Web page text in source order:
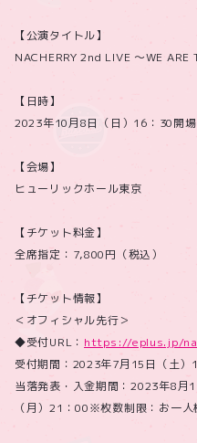
【公演タイトル】
NACHERRY 2nd LIVE 〜WE ARE
【日時】
2023年10月8日（日）16：30開
【会場】
ヒューリックホール東京
【チケット料金】
全席指定：7,800円（税込）
【チケット情報】
＜オフィシャル先行＞
◆受付URL： https://eplus.jp/
受付期間：2023年7月15日（土
当落発表・入金期間：2023年8月
（月）21：00※枚数制限：お一